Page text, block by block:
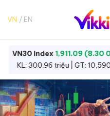
VN EN
VN30 Index 1,911.09 (8.30
KL: 300.96 triệu | GT: